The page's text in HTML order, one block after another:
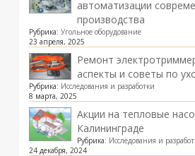
автоматизации
производства
Рубрика: Угольное оборудование
23 апреля, 2025
Ремонт
аспекты и советы по
Рубрика: Исследования и разработки
8 марта, 2025
Акции на тепловые
Калининграде
Рубрика: Исследования и
24 декабря, 2024